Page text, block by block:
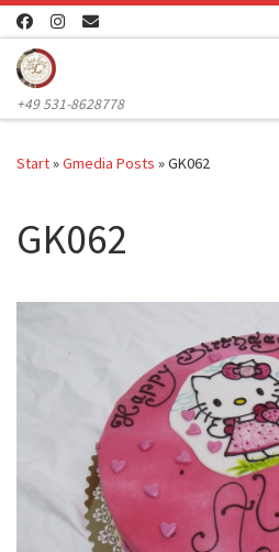
Zum Inhalt springen
+49 531-8628778
Start»Gmedia Posts »GK062
GK062